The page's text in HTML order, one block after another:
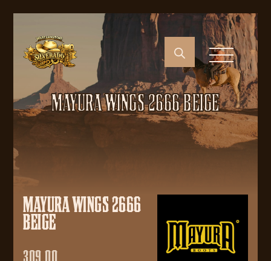
MAYURA WINGS 2666 BEIGE
MAYURA WINGS 2666
BEIGE
309,00